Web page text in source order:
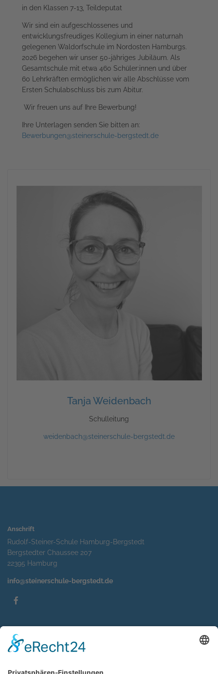
in den Klassen 7-13, Teildeputat
Wir sind ein aufgeschlossenes und
entwicklungsfreudiges Kollegium in einer naturnah
gelegenen Waldorfschule im Nordosten Hamburgs.
2026 begehen wir unser 50-jähriges Jubiläum. Als
Gesamtschule mit etwa 460 Schüler:innen und über
60 Lehrkräften ermöglichen wir alle Abschlüsse vom
Ersten Schulabschluss bis zum Abitur.
Wir freuen uns auf Ihre Bewerbung!
Ihre Unterlagen senden Sie bitten an:
Bewerbungen@steinerschule-bergstedt.de
Tanja Weidenbach
Schulleitung
weidenbach@steinerschule-bergstedt.de
Anschrift
Rudolf-Steiner-Schule Hamburg-Bergstedt
Bergstedter Chaussee 207
22395 Hamburg
info@steinerschule-bergstedt.de
Impressum
Datenschutzerklärung